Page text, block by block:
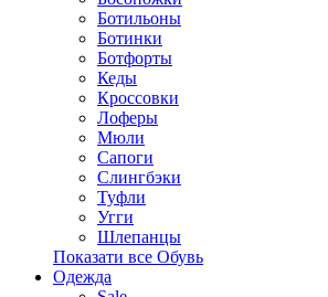
Ботильоны
Ботинки
Ботфорты
Кеды
Кроссовки
Лоферы
Мюли
Сапоги
Слингбэки
Туфли
Угги
Шлепанцы
Показати все Обувь
Одежда